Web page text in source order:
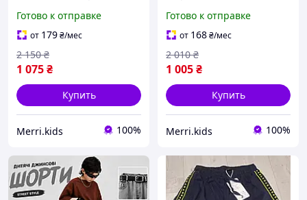
подросток, широкие
рваные шорты резинка с
потертостями для детей
Готово к отправке
от 179₴/мес
1 075₴
2 150 ₴
Купить
Merri.kids 100%
подростку, летние
джинсовые шорты с
поясом резинкой для
детей
Готово к отправке
от 168₴/мес
1 005₴
2 010 ₴
Купить
Merri.kids 100%